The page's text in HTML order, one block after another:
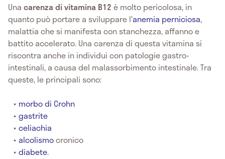
Una carenza di vitamina B12 è molto pericolosa, in
quanto può portare a sviluppare l'anemia perniciosa,
malattia che si manifesta con stanchezza, affanno e
battito accelerato. Una carenza di questa vitamina si
riscontra anche in individui con patologie gastro-
intestinali, a causa del malassorbimento intestinale. Tra
queste, le principali sono:
morbo di Crohn
gastrite
celiachia
alcolismocronico
diabete.